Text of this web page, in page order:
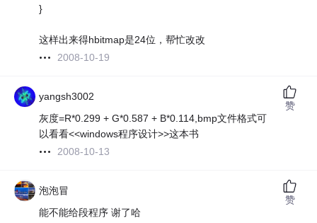
}
这样出来得hbitmap是24位，帮忙改改
2008-10-19
yangsh3002
灰度=R*0.299 + G*0.587 + B*0.114,bmp文件格式可
以看看<<windows程序设计>>这本书
2008-10-13
赞
泡泡冒
能不能给段程序 谢了哈
赞